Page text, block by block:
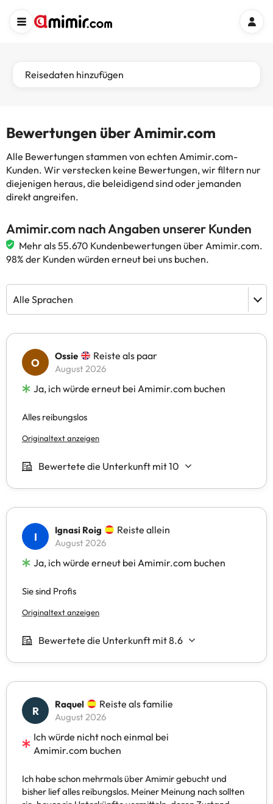
Reisedaten hinzufügen
Bewertungen über Amimir.com
Alle Bewertungen stammen von echten Amimir.com-
Kunden. Wir verstecken keine Bewertungen, wir filtern nur
diejenigen heraus, die beleidigend sind oder jemanden
direkt angreifen.
Amimir.com nach Angaben unserer Kunden
Mehr als 55.670 Kundenbewertungen über Amimir.com.
98% der Kunden würden erneut bei uns buchen.